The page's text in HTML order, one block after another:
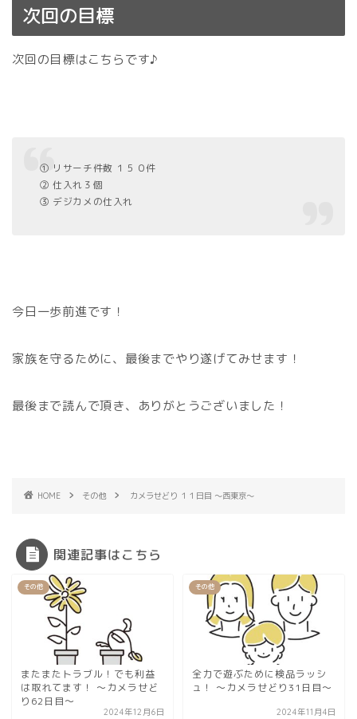
次回の目標
次回の目標はこちらです♪
① リサーチ件数 １５０件
② 仕入れ３個
③ デジカメの仕入れ
今日一歩前進です！
家族を守るために、最後までやり遂げてみせます！
最後まで読んで頂き、ありがとうございました！
HOME その他 カメラせどり １１日目 〜西東京〜
関連記事はこちら
その他
またまたトラブル！でも利益
は取れてます！ 〜カメラせど
り62日目〜
2024年12月6日
その他
全力で遊ぶために検品ラッシ
ュ！ 〜カメラせどり31日目〜
2024年11月4日